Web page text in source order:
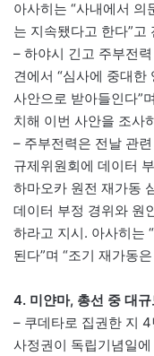
아사히는 “사내에서 의
는 지속됐다고 한다”고
– 하야시 긴고 주부전
견에서 “심사에 중대
사안으로 받아들인다”
치해 이번 사안을 조사
– 주부전력은 전날 관
규제위원회에 데이터
하마오카 원전 재가동
데이터 부정 경위와 원
하라고 지시. 아사히는
된다”며 “조기 재가동
4. 미얀마, 총선 중 대
– 쿠데타로 집권한 지
사정권이 독립기념일